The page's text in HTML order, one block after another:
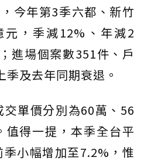
今年第3季六都、新竹
，季減12%、年減2
進場個案數351件、戶
及去年同期衰退。
單價分別為60萬、56
值得一提，本季全台平
小幅增加至7.2%，惟